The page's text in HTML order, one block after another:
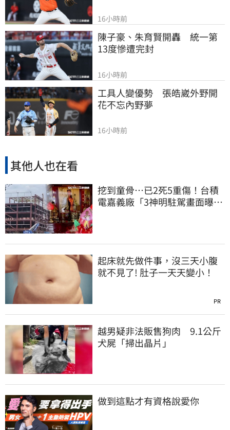
16小時前
陳子豪、朱育賢開轟　統一第
13度慘遭完封
16小時前
工具人變優勢　張皓崴外野開
花不忘內野夢
16小時前
其他人也在看
挖到童骨…已2死5重傷！台積
電嘉義廠「3神明駐駕畫面曝
起床就先做件事，沒三天小腹
就不見了! 肚子一天天變小！
PR
越男疑非法販售狗肉 9.1公斤
犬屍「掃出晶片」
做到這點才有資格說愛你